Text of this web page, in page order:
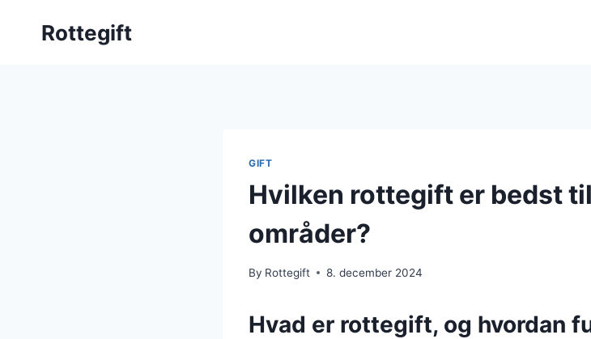
Rottegift
GIFT
Hvilken rottegift er bedst
områder?
By Rottegift 8. december 2024
Hvad er rottegift, og hvordan